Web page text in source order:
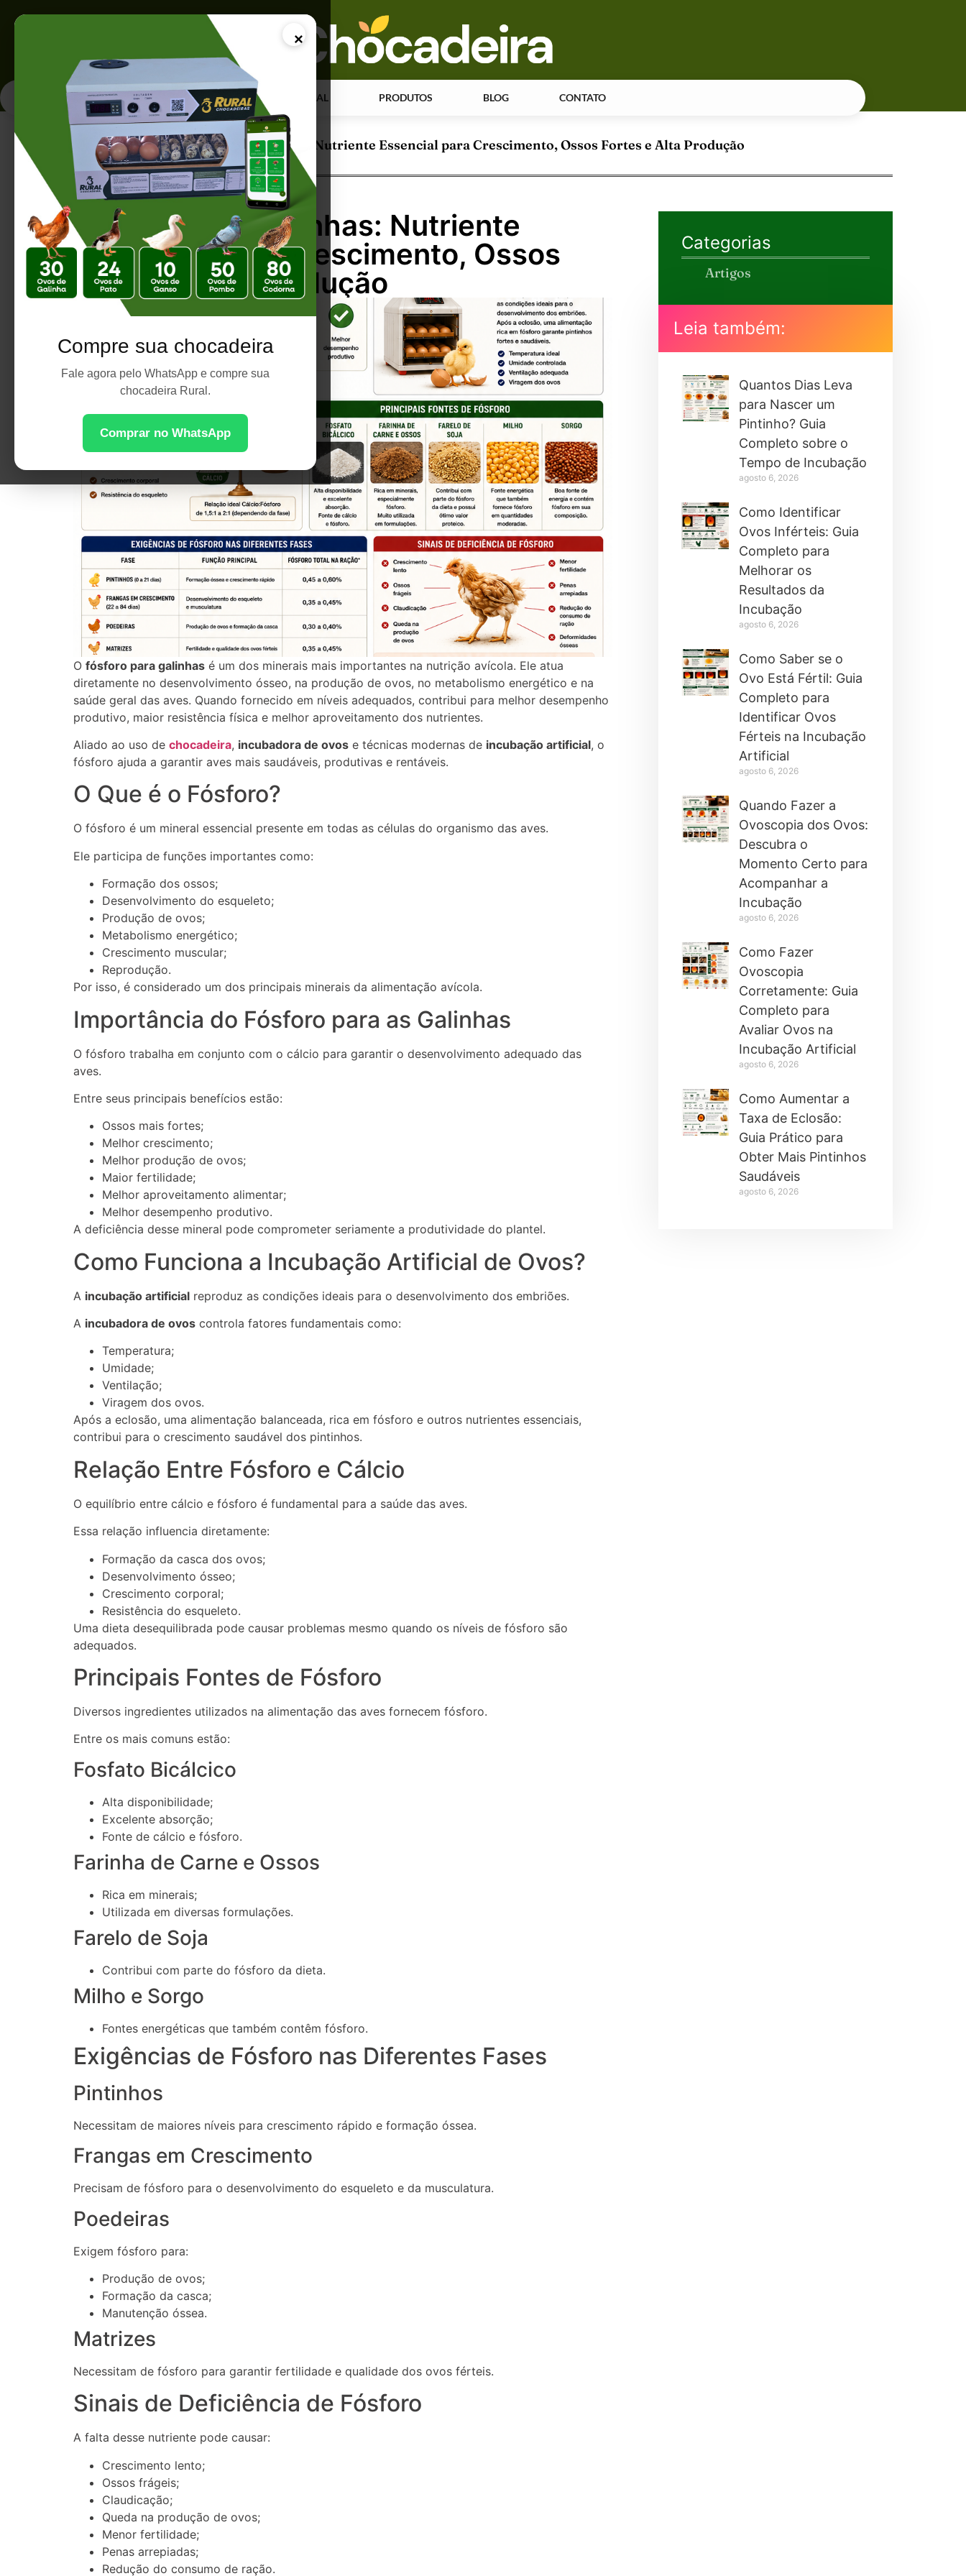
×
Compre sua chocadeira
Fale agora pelo WhatsApp e compre sua
chocadeira Rural.
Comprar no WhatsApp
PÁGINA INICIAL PRODUTOS BLOG CONTATO
Página Inicial |Fósforo para Galinhas: Nutriente Essencial para Crescimento, Ossos Fortes e Alta Produção
Fósforo para Galinhas: Nutriente
Essencial para Crescimento, Ossos
Fortes e Alta Produção
O fósforo para galinhas é um dos minerais mais importantes na nutrição avícola. Ele atua
diretamente no desenvolvimento ósseo, na produção de ovos, no metabolismo energético e na
saúde geral das aves. Quando fornecido em níveis adequados, contribui para melhor desempenho
produtivo, maior resistência física e melhor aproveitamento dos nutrientes.
Aliado ao uso de chocadeira, incubadora de ovos e técnicas modernas de incubação artificial, o
fósforo ajuda a garantir aves mais saudáveis, produtivas e rentáveis.
O Que é o Fósforo?
O fósforo é um mineral essencial presente em todas as células do organismo das aves.
Ele participa de funções importantes como:
Formação dos ossos;
Desenvolvimento do esqueleto;
Produção de ovos;
Metabolismo energético;
Crescimento muscular;
Reprodução.
Por isso, é considerado um dos principais minerais da alimentação avícola.
Importância do Fósforo para as Galinhas
O fósforo trabalha em conjunto com o cálcio para garantir o desenvolvimento adequado das
aves.
Entre seus principais benefícios estão:
Ossos mais fortes;
Melhor crescimento;
Melhor produção de ovos;
Maior fertilidade;
Melhor aproveitamento alimentar;
Melhor desempenho produtivo.
A deficiência desse mineral pode comprometer seriamente a produtividade do plantel.
Como Funciona a Incubação Artificial de Ovos?
A incubação artificial reproduz as condições ideais para o desenvolvimento dos embriões.
A incubadora de ovos controla fatores fundamentais como:
Temperatura;
Umidade;
Ventilação;
Viragem dos ovos.
Após a eclosão, uma alimentação balanceada, rica em fósforo e outros nutrientes essenciais,
contribui para o crescimento saudável dos pintinhos.
Relação Entre Fósforo e Cálcio
O equilíbrio entre cálcio e fósforo é fundamental para a saúde das aves.
Essa relação influencia diretamente:
Formação da casca dos ovos;
Desenvolvimento ósseo;
Crescimento corporal;
Resistência do esqueleto.
Uma dieta desequilibrada pode causar problemas mesmo quando os níveis de fósforo são
adequados.
Principais Fontes de Fósforo
Diversos ingredientes utilizados na alimentação das aves fornecem fósforo.
Entre os mais comuns estão:
Fosfato Bicálcico
Alta disponibilidade;
Excelente absorção;
Fonte de cálcio e fósforo.
Farinha de Carne e Ossos
Rica em minerais;
Utilizada em diversas formulações.
Farelo de Soja
Contribui com parte do fósforo da dieta.
Milho e Sorgo
Fontes energéticas que também contêm fósforo.
Exigências de Fósforo nas Diferentes Fases
Pintinhos
Necessitam de maiores níveis para crescimento rápido e formação óssea.
Frangas em Crescimento
Precisam de fósforo para o desenvolvimento do esqueleto e da musculatura.
Poedeiras
Exigem fósforo para:
Produção de ovos;
Formação da casca;
Manutenção óssea.
Matrizes
Necessitam de fósforo para garantir fertilidade e qualidade dos ovos férteis.
Sinais de Deficiência de Fósforo
A falta desse nutriente pode causar:
Crescimento lento;
Ossos frágeis;
Claudicação;
Queda na produção de ovos;
Menor fertilidade;
Penas arrepiadas;
Redução do consumo de ração.
Categorias
Artigos
Leia também:
Quantos Dias Leva
para Nascer um
Pintinho? Guia
Completo sobre o
Tempo de Incubação
agosto 6, 2026
Como Identificar
Ovos Inférteis: Guia
Completo para
Melhorar os
Resultados da
Incubação
agosto 6, 2026
Como Saber se o
Ovo Está Fértil: Guia
Completo para
Identificar Ovos
Férteis na Incubação
Artificial
agosto 6, 2026
Quando Fazer a
Ovoscopia dos Ovos:
Descubra o
Momento Certo para
Acompanhar a
Incubação
agosto 6, 2026
Como Fazer
Ovoscopia
Corretamente: Guia
Completo para
Avaliar Ovos na
Incubação Artificial
agosto 6, 2026
Como Aumentar a
Taxa de Eclosão:
Guia Prático para
Obter Mais Pintinhos
Saudáveis
agosto 6, 2026